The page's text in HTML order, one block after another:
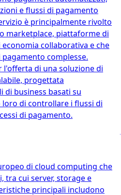
e flussi di pagamento
è principalmente rivolto
marketplace, piattaforme di
collaborativa e che
complesse.
l'offerta di una soluzione di
progettata
di business basati su
di controllare i flussi di
di pagamento.
di cloud computing che
tra cui server, storage e
principali includono